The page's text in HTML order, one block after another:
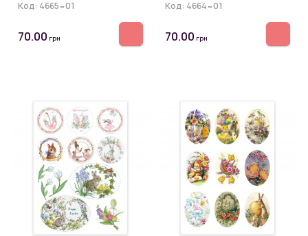
Код: 4665~01
70.00 грн
Код: 4664~01
70.00 грн